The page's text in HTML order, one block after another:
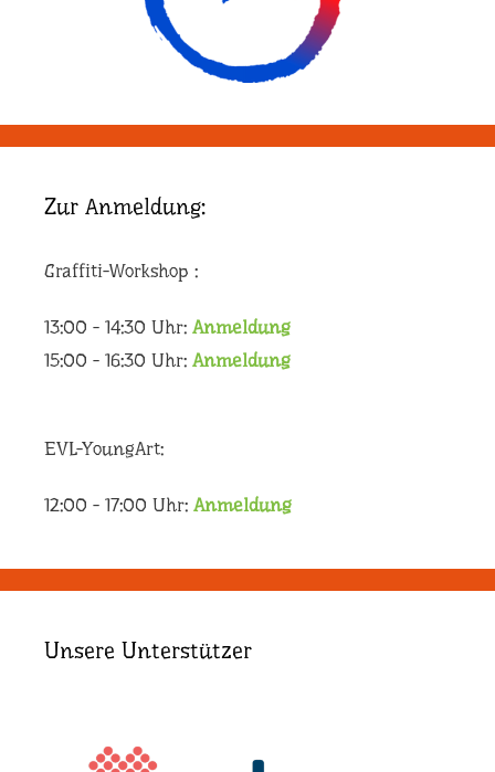
Zur Anmeldung:
Graffiti-Workshop :
13:00 - 14:30 Uhr: Anmeldung
15:00 - 16:30 Uhr: Anmeldung
EVL-YoungArt:
12:00 - 17:00 Uhr: Anmeldung
Unsere Unterstützer